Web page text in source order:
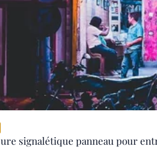
signalétique panneau pour